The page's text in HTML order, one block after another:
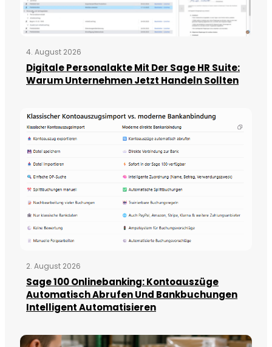
4. August 2026
Digitale Personalakte Mit Der Sage HR Suite:
Warum Unternehmen Jetzt Handeln Sollten
2. August 2026
Sage 100 Onlinebanking: Kontoauszüge
Automatisch Abrufen Und Bankbuchungen
Intelligent Automatisieren